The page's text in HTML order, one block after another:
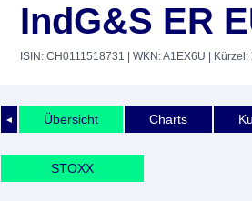
IndG&S ER
ISIN: CH0111518731 | WKN: A1EX6U |
◄ Übersicht Charts
STOXX